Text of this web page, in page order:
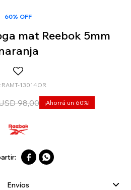
60% OFF
mat Reebok 5mm
RAMT-13014OR
98,00 60
 
Envíos